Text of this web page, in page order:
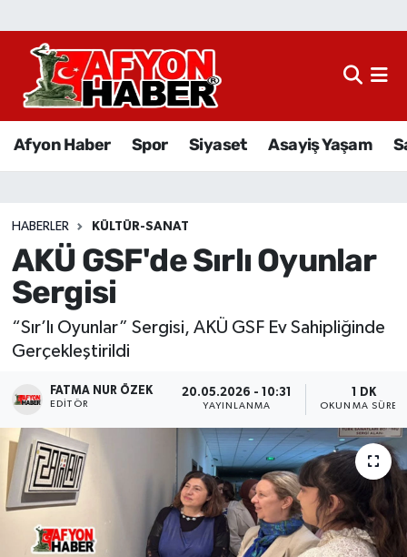
Afyon Haber Spor Siyaset Asayiş Yaşam
HABERLER KÜLTÜR-SANAT
AKÜ GSF'de Sırlı Oyunlar
Sergisi
“Sır’lı Oyunlar” Sergisi, AKÜ GSF Ev Sahipliğinde
Gerçekleştirildi
FATMA NUR ÖZEK
EDITÖR
20.05.2026 - 10:31
YAYINLANMA
1 DK
OKUNMA
Afyon Haber
Sağlık
Eğitim
Sivil Toplum
Ekonomi
Magazin
Etkinlikler